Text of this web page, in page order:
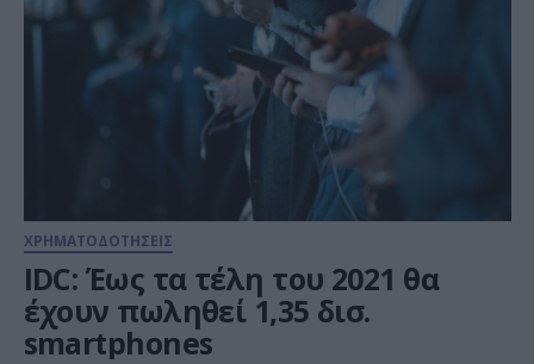
ΧΡΗΜΑΤΟΔΟΤΗΣΕΙΣ
IDC: Έως τα τέλη του 2021 θα
έχουν πωληθεί 1,35 δισ.
smartphones